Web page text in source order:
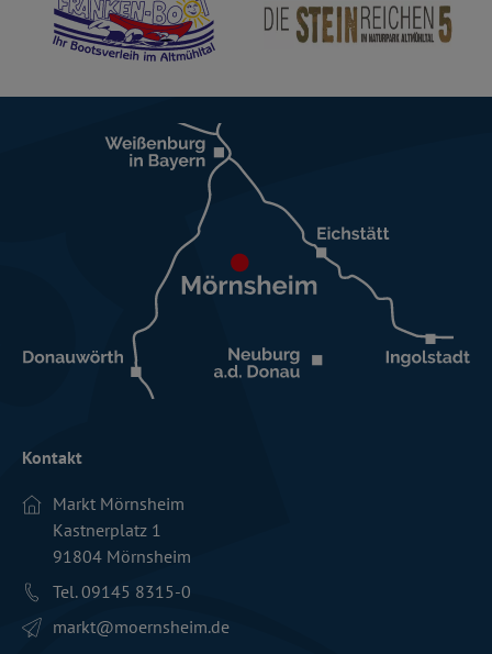
Kontakt
Markt Mörnsheim
Kastnerplatz 1
91804 Mörnsheim
Tel. 09145 8315-0
markt­@moernsheim.de